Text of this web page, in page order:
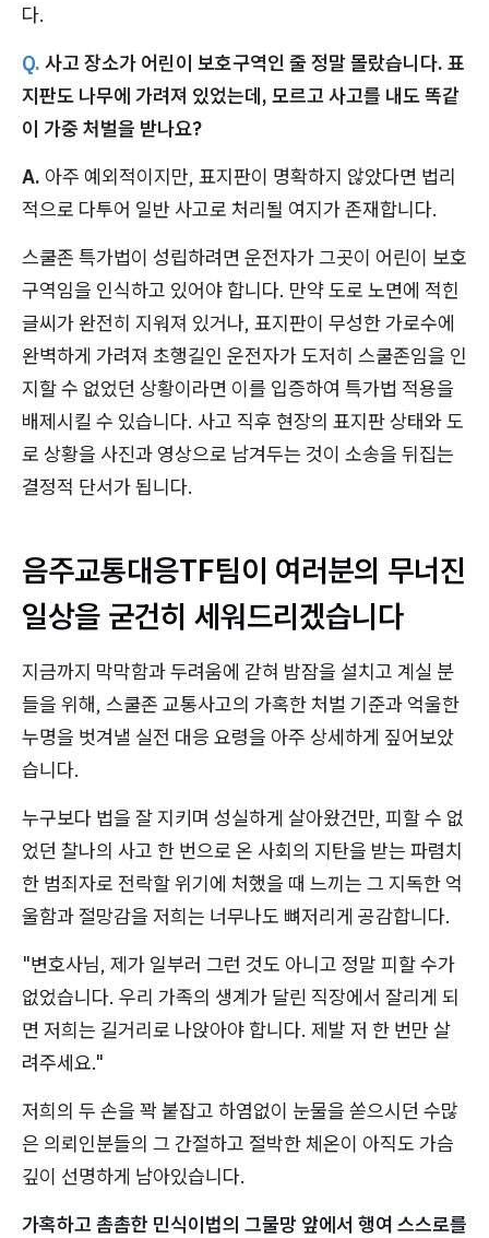
다.
Q. 사고 장소가 어린이 보호구역인 줄 정말 몰랐습니다. 표
지판도 나무에 가려져 있었는데, 모르고 사고를 내도 똑같
이 가중 처벌을 받나요?
A. 아주 예외적이지만, 표지판이 명확하지 않았다면 법리
적으로 다투어 일반 사고로 처리될 여지가 존재합니다.
스쿨존 특가법이 성립하려면 운전자가 그곳이 어린이 보호
구역임을 인식하고 있어야 합니다. 만약 도로 노면에 적힌
글씨가 완전히 지워져 있거나, 표지판이 무성한 가로수에
완벽하게 가려져 초행길인 운전자가 도저히 스쿨존임을 인
지할 수 없었던 상황이라면 이를 입증하여 특가법 적용을
배제시킬 수 있습니다. 사고 직후 현장의 표지판 상태와 도
로 상황을 사진과 영상으로 남겨두는 것이 소송을 뒤집는
결정적 단서가 됩니다.
음주교통대응TF팀이 여러분의 무너진
일상을 굳건히 세워드리겠습니다
지금까지 막막함과 두려움에 갇혀 밤잠을 설치고 계실 분
들을 위해, 스쿨존 교통사고의 가혹한 처벌 기준과 억울한
누명을 벗겨낼 실전 대응 요령을 아주 상세하게 짚어보았
습니다.
누구보다 법을 잘 지키며 성실하게 살아왔건만, 피할 수 없
었던 찰나의 사고 한 번으로 온 사회의 지탄을 받는 파렴치
한 범죄자로 전락할 위기에 처했을 때 느끼는 그 지독한 억
울함과 절망감을 저희는 너무나도 뼈저리게 공감합니다.
"변호사님, 제가 일부러 그런 것도 아니고 정말 피할 수가
없었습니다. 우리 가족의 생계가 달린 직장에서 잘리게 되
면 저희는 길거리로 나앉아야 합니다. 제발 저 한 번만 살
려주세요."
저희의 두 손을 꽉 붙잡고 하염없이 눈물을 쏟으시던 수많
은 의뢰인분들의 그 간절하고 절박한 체온이 아직도 가슴
깊이 선명하게 남아있습니다.
가혹하고 촘촘한 민식이법의 그물망 앞에서 행여 스스로를